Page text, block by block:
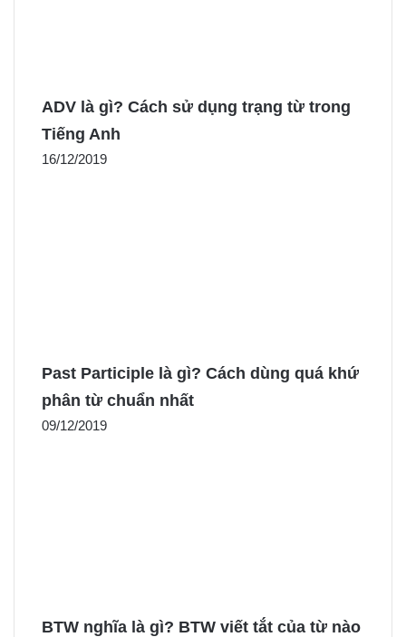
ADV là gì? Cách sử dụng trạng từ trong
Tiếng Anh
16/12/2019
Past Participle là gì? Cách dùng quá khứ
phân từ chuẩn nhất
09/12/2019
BTW nghĩa là gì? BTW viết tắt của từ nào